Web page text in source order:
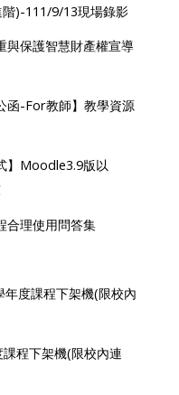
)-111/9/13現場錄影URL
與保護智慧財產權宣導
函-For教師】教學資源
】Moodle3.9版以
File
合理使用問答集URL
度課程下架機(限校內
程下架機(限校內連